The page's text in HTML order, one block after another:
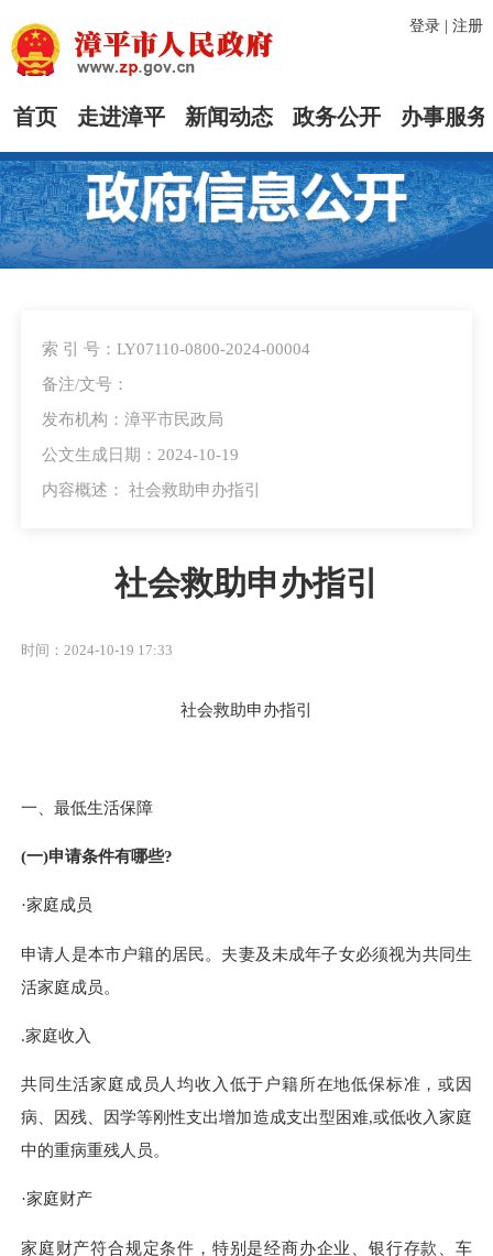
登录| 注册
首页 走进漳平 新闻动态 政务公开 办事服务
索 引 号：LY07110-0800-2024-00004
备注/文号：
发布机构：漳平市民政局
公文生成日期：2024-10-19
内容概述： 社会救助申办指引
社会救助申办指引
时间：2024-10-19 17:33
社会救助申办指引
一、 最低生活保障
(一)申请条件有哪些?
·家庭成员
申请人是本市户籍的居民。夫妻及未成年子女必须视为共同生
活家庭成员。
.家庭收入
共同生活家庭成员人均收入低于户籍所在地低保标准，或因
病、因残、因学等刚性支出增加造成支出型困难,或低收入家庭
中的重病重残人员。
·家庭财产
家庭财产符合规定条件，特别是经商办企业、银行存款、车